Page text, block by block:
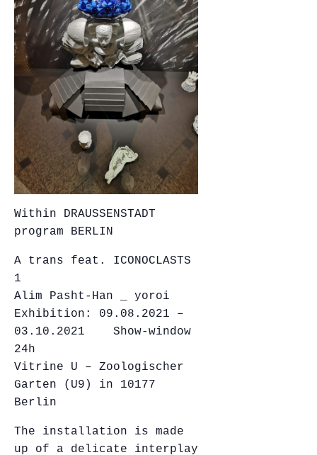
Within DRAUSSENSTADT
program BERLIN
A trans feat. ICONOCLASTS
1
Alim Pasht-Han _ yoroi
Exhibition: 09.08.2021 –
03.10.2021 Show-window
24h
Vitrine U – Zoologischer
Garten (U9) in 10177
Berlin
The installation is made
up of a delicate interplay